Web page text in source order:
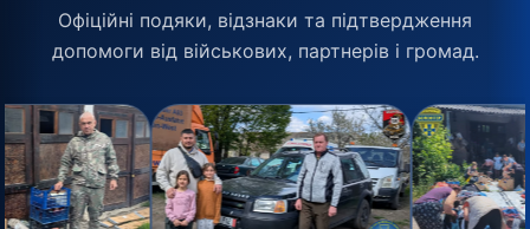
Офіційні подяки, відзнаки та підтвердження
допомоги від військових, партнерів і громад.